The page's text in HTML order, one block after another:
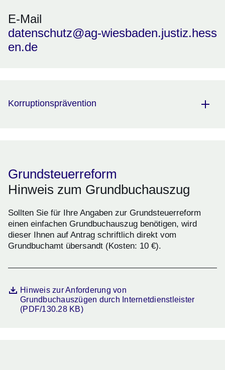
E-Mail
datenschutz@ag-wiesbaden.justiz.hess
en.de
Korruptionsprävention
Grundsteuerreform
Hinweis zum Grundbuchauszug
Sollten Sie für Ihre Angaben zur Grundsteuerreform
einen einfachen Grundbuchauszug benötigen, wird
dieser Ihnen auf Antrag schriftlich direkt vom
Grundbuchamt übersandt (Kosten: 10 €).
DateiHinweis zur Anforderung von
Grundbuchauszügen durch Internetdienstleister
(PDF/130.28 KB)
Öffnet sich in einem neuen Fenster